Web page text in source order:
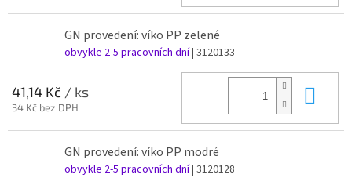
GN provedení: víko PP zelené
obvykle 2-5 pracovních dní| 3120133
41,14 Kč / ks
34 Kč bez DPH
GN provedení: víko PP modré
obvykle 2-5 pracovních dní| 3120128